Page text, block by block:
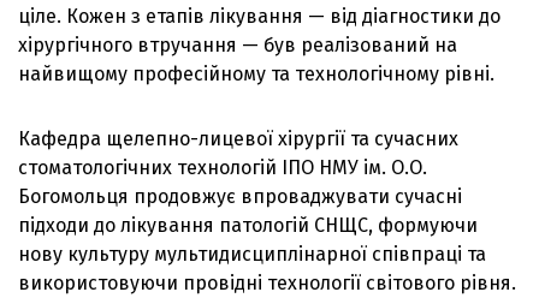
ціле. Кожен з етапів лікування — від діагностики до
хірургічного втручання — був реалізований на
найвищому професійному та технологічному рівні.
Кафедра щелепно-лицевої хірургії та сучасних
стоматологічних технологій ІПО НМУ ім. О.О.
Богомольця продовжує впроваджувати сучасні
підходи до лікування патологій СНЩС, формуючи
нову культуру мультидисциплінарної співпраці та
використовуючи провідні технології світового рівня.